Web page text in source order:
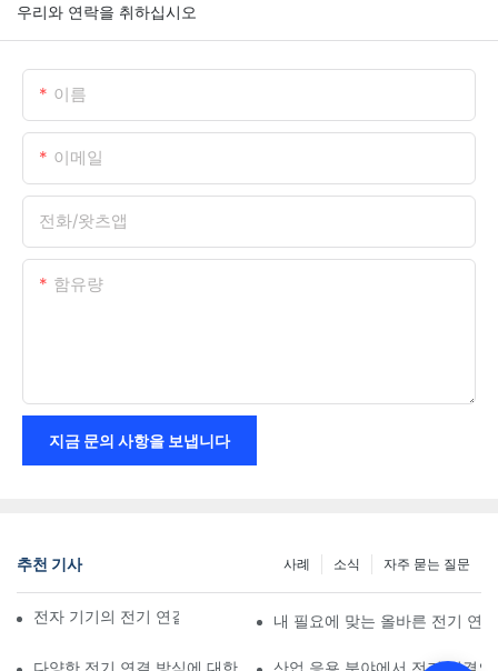
우리와 연락을 취하십시오
이름
이메일
전화/왓츠앱
함유량
지금 문의 사항을 보냅니다
추천 기사 자주 묻는 질문
소식
사례
전자 기기의 전기 연결에 미치는 기술의 영향내 필요에 맞는 올바른 전기 연